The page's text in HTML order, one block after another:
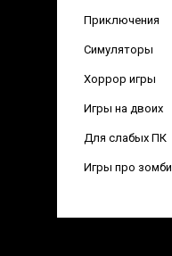
Приключения
Симуляторы
Хоррор игры
Игры на двоих
Для слабых ПК
Игры про зомби